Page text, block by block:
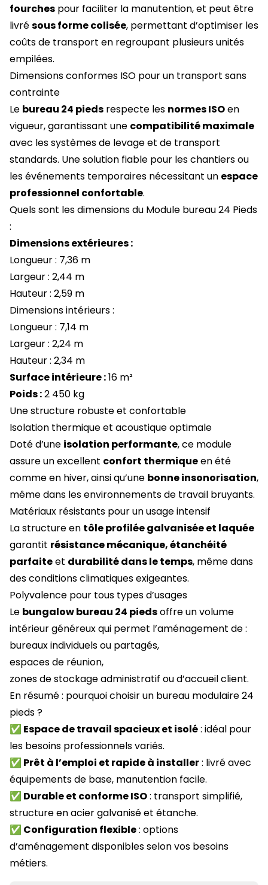
fourches pour faciliter la manutention, et peut être
livrésous forme colisée, permettant d’optimiser les
coûts de transport en regroupant plusieurs unités
empilées.
Dimensions conformes ISO pour un transport sans
contrainte
Le bureau 24 pieds respecte les normes ISOen
vigueur, garantissant une compatibilité maximale
avec les systèmes de levage et de transport
standards. Une solution fiable pour les chantiers ou
les événements temporaires nécessitant un espace
professionnel confortable.
Quels sont les dimensions du Module bureau 24 Pieds
:
Dimensions extérieures :
Longueur : 7,36 m
Largeur : 2,44 m
Hauteur : 2,59 m
Dimensions intérieurs :
Longueur : 7,14 m
Largeur : 2,24 m
Hauteur : 2,34 m
Surface intérieure :16 m²
Poids :2 450 kg
Une structure robuste et confortable
Isolation thermique et acoustique optimale
Doté d’une isolation performante, ce module
assure un excellent confort thermiqueen été
comme en hiver, ainsi qu’une bonne insonorisation,
même dans les environnements de travail bruyants.
Matériaux résistants pour un usage intensif
La structure en tôle profilée galvanisée et laquée
garantit résistance mécanique, étanchéité
parfaiteet durabilité dans le temps, même dans
des conditions climatiques exigeantes.
Polyvalence pour tous types d’usages
Le bungalow bureau 24 piedsoffre un volume
intérieur généreux qui permet l’aménagement de :
bureaux individuels ou partagés,
espaces de réunion,
zones de stockage administratif ou d’accueil client.
En résumé : pourquoi choisir un bureau modulaire 24
pieds ?
✅ Espace de travail spacieux et isolé: idéal pour
les besoins professionnels variés.
✅ Prêt à l’emploi et rapide à installer: livré avec
équipements de base, manutention facile.
✅ Durable et conforme ISO: transport simplifié,
structure en acier galvanisé et étanche.
✅ Configuration flexible: options
d’aménagement disponibles selon vos besoins
métiers.